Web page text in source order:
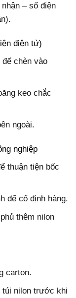
– số điện
điện tử)
chèn vào
keo chắc
ngoài.
nghiệp
thuận tiện bốc
để cố định hàng.
thêm nilon
carton.
túi nilon trước khi